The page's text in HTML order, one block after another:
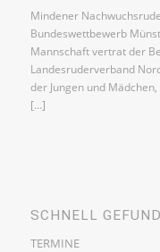
Mindener
Bundeswettbewerb
Mannschaft vertrat der
Landesruderverband
der Jungen und
[…]
SCHNELL
TERMINE